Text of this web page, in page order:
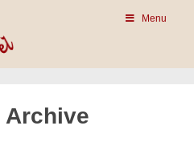
Menu
Archive